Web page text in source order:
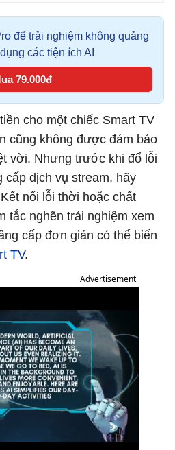
để trải nghiệm không quảng
các tiện ích AI
79.000đ
cho một chiếc Smart TV
cũng không được đảm bảo
vời. Nhưng trước khi đổ lỗi
cấp dịch vụ stream, hãy
nối lỗi thời hoặc chất
tắc nghẽn trải nghiệm xem
cấp đơn giản có thể biến
TV.
Advertisement